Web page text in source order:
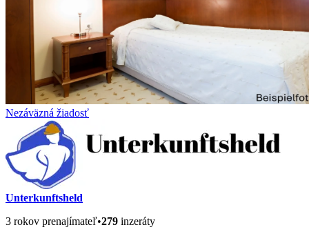
Nezáväzná žiadosť
Unterkunftsheld
3 rokov prenajímateľ•279 inzeráty